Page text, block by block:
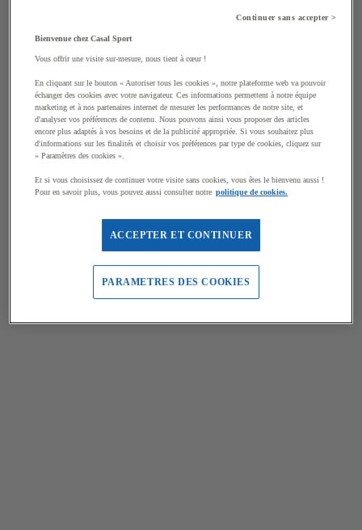
Continuer sans accepter >
Bienvenue chez Casal Sport
Vous offrir une visite sur-mesure, nous tient à cœur !
En cliquant sur le bouton « Autoriser tous les cookies », notre plateforme web va pouvoir
échanger des cookies avec votre navigateur. Ces informations permettent à notre équipe
marketing et à nos partenaires internet de mesurer les performances de notre site, et
d'analyser vos préférences de contenu. Nous pouvons ainsi vous proposer des articles
encore plus adaptés à vos besoins et de la publicité appropriée. Si vous souhaitez plus
d'informations sur les finalités et choisir vos préférences par type de cookies, cliquez sur
« Paramètres des cookies ».
Et si vous choisissez de continuer votre visite sans cookies, vous êtes le bienvenu aussi !
Pour en savoir plus, vous pouvez aussi consulter notre politique de cookies.
ACCEPTER ET CONTINUER
PARAMETRES DES COOKIES